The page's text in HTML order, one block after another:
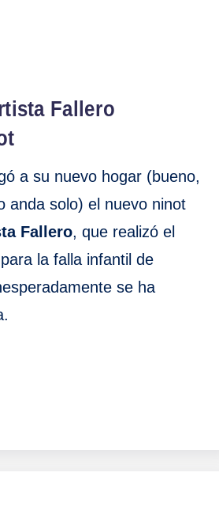
Fallero
a su nuevo hogar (bueno,
anda solo) el nuevo ninot
Fallero, que realizó el
la falla infantil de
se ha